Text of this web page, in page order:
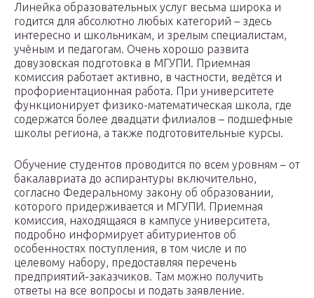
Линейка образовательных услуг весьма широка и
годится для абсолютно любых категорий – здесь
интересно и школьникам, и зрелым специалистам,
учёным и педагогам. Очень хорошо развита
довузовская подготовка в МГУПИ. Приемная
комиссия работает активно, в частности, ведётся и
профориентационная работа. При университете
функционирует физико-математическая школа, где
содержатся более двадцати филиалов – подшефные
школы региона, а также подготовительные курсы.
Обучение студентов проводится по всем уровням – от
бакалавриата до аспирантуры включительно,
согласно Федеральному закону об образовании,
которого придерживается и МГУПИ. Приемная
комиссия, находящаяся в кампусе университета,
подробно информирует абитуриентов об
особенностях поступления, в том числе и по
целевому набору, предоставляя перечень
предприятий-заказчиков. Там можно получить
ответы на все вопросы и подать заявление.